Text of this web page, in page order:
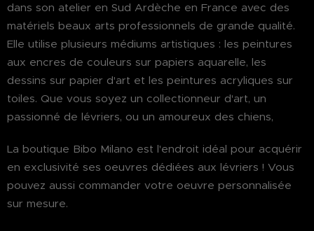
dans son atelier en Sud Ardèche en France avec des
matériels beaux arts professionnels de grande qualité.
Elle utilise plusieurs médiums artistiques : les peintures
aux encres de couleurs sur papiers aquarelle, les
dessins sur papier d'art et les peintures acryliques sur
toiles. Que vous soyez un collectionneur d'art, un
passionné de lévriers, ou un amoureux des chiens,
La boutique Bibo Milano est l'endroit idéal pour acquérir
en exclusivité ses oeuvres dédiées aux lévriers ! Vous
pouvez aussi commander votre oeuvre personnalisée
sur mesure.